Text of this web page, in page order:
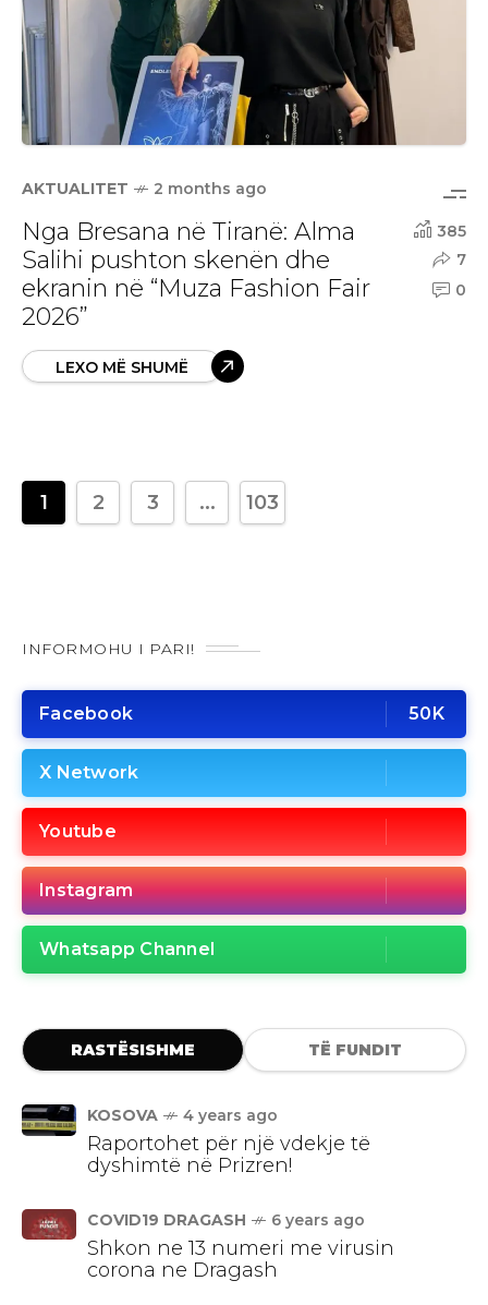
AKTUALITET 2 months ago
Nga Bresana në Tiranë: Alma
Salihi pushton skenën dhe
ekranin në “Muza Fashion Fair
2026”
LEXO MË SHUMË
385
7
0
1 2 3 ... 103
INFORMOHU I PARI!
Facebook 50K
X Network
Youtube
Instagram
Whatsapp Channel
RASTËSISHME TË FUNDIT
KOSOVA 4 years ago
Raportohet për një vdekje të
dyshimtë në Prizren!
COVID19 DRAGASH 6 years ago
Shkon ne 13 numeri me virusin
corona ne Dragash